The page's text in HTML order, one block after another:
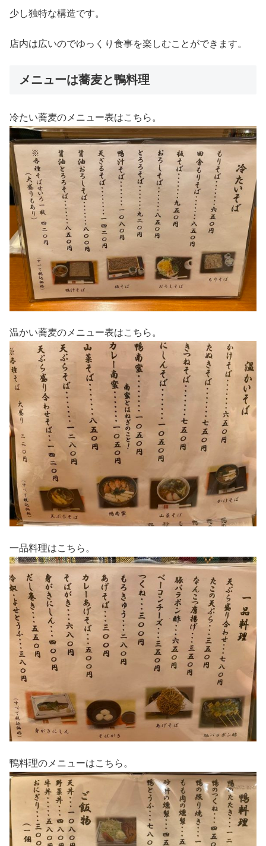
少し独特な構造です。
店内は広いのでゆっくり食事を楽しむことができます。
メニューは蕎麦と鴨料理
冷たい蕎麦のメニュー表はこちら。
温かい蕎麦のメニュー表はこちら。
一品料理はこちら。
鴨料理のメニューはこちら。